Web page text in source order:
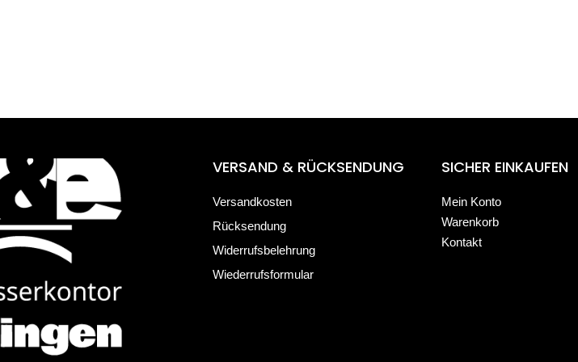
VERSAND & RÜCKSENDUNG
Versandkosten
Rücksendung
Widerrufsbelehrung
Wiederrufsformular
SICHER EINKAUFEN
Mein Konto
Warenkorb
Kontakt